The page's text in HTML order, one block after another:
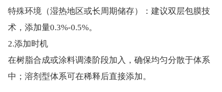
特殊环境（湿热地区或长周期储存）：建议双层包膜技
术，添加量0.3%-0.5%。
2.添加时机
在树脂合成或涂料调漆阶段加入，确保均匀分散于体系
中；溶剂型体系可在稀释后直接添加。